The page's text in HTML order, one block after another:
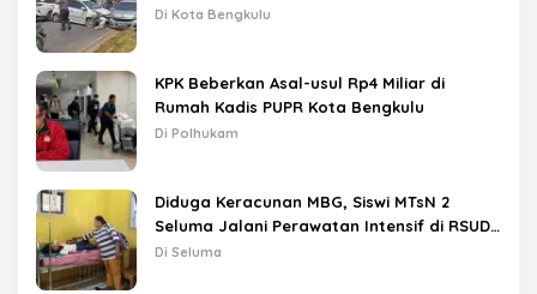
Lampu Merah
Di Kota Bengkulu
KPK Beberkan Asal-usul Rp4 Miliar di
Rumah Kadis PUPR Kota Bengkulu
Di Polhukam
Diduga Keracunan MBG, Siswi MTsN 2
Seluma Jalani Perawatan Intensif di RSUD
Tais
Di Seluma